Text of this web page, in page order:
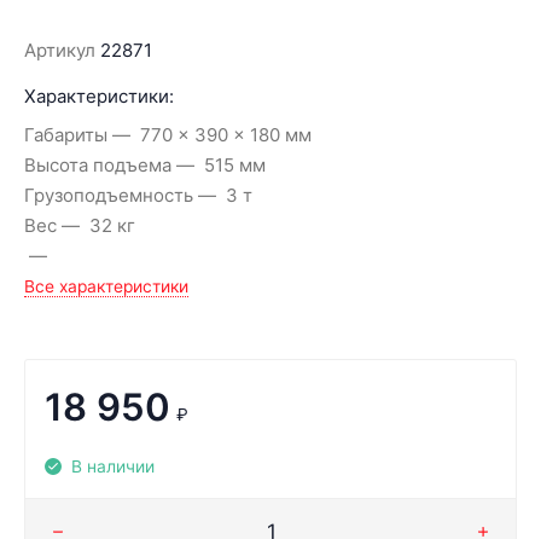
Артикул 22871
Характеристики:
Габариты
770 x 390 x 180 мм
Высота подъема
515 мм
Грузоподъемность
3 т
Вес
32 кг
Все характеристики
18 950 ₽
В наличии